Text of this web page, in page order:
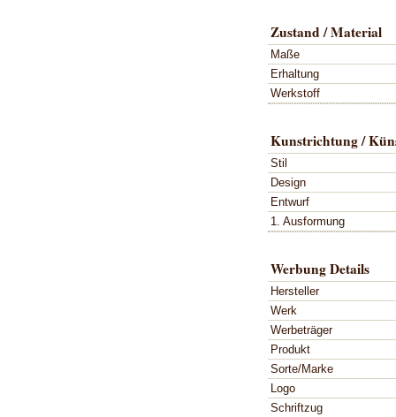
Zustand / Material
Maße
Erhaltung
Werkstoff
Kunstrichtung /
Stil
Design
Entwurf
1. Ausformung
Werbung Details
Hersteller
Werk
Werbeträger
Produkt
Sorte/Marke
Logo
Schriftzug